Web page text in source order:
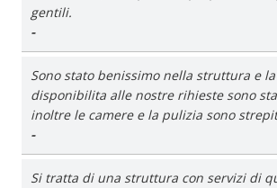
gentili.
-
Sono stato benissimo nella struttura e
disponibilita alle nostre rihieste sono
inoltre le camere e la pulizia sono
-
Si tratta di una struttura con servizi di